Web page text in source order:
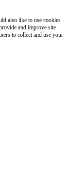
also like to use cookies
and improve site
to collect and use your